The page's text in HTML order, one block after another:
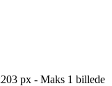
px - Maks 1 billede